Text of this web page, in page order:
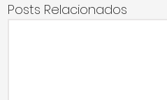
Posts Relacionados